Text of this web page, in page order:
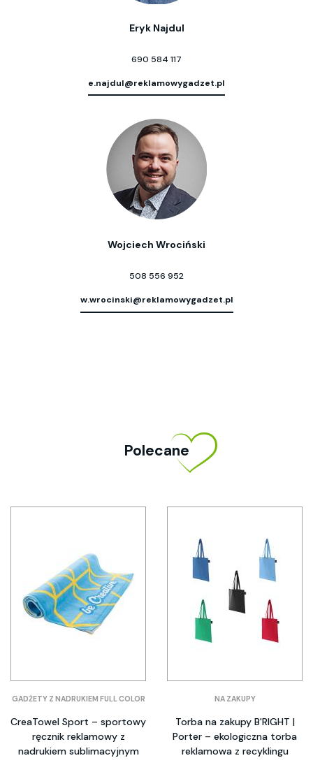
Eryk Najdul
690 584 117
e.najdul@reklamowygadzet.pl
Wojciech Wrociński
508 556 952
w.wrocinski@reklamowygadzet.pl
Polecane
GADŻETY Z NADRUKIEM FULL COLOR
CreaTowel Sport – sportowy
ręcznik reklamowy z
nadrukiem sublimacyjnym
NA ZAKUPY
Torba na zakupy B'RIGHT |
Porter – ekologiczna torba
reklamowa z recyklingu